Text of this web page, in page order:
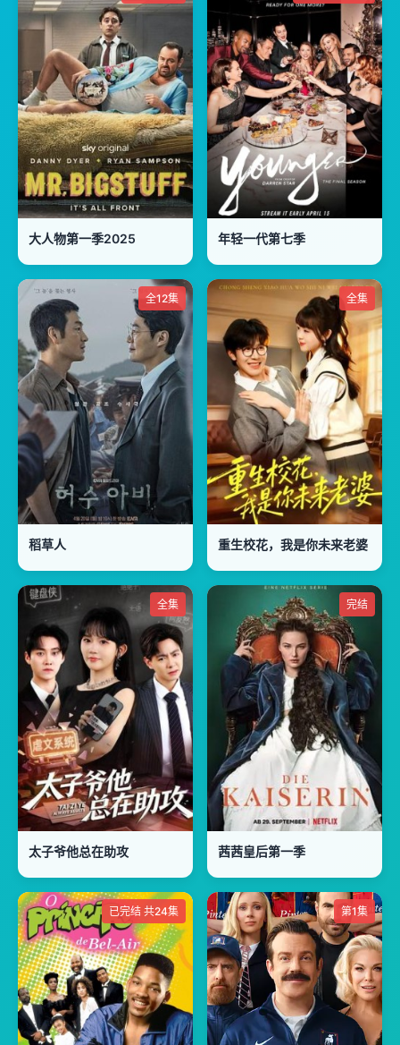
大人物第一季2025 年轻一代第七季
全12集
稻草人
全集
重生校花，我是你未来老婆
全集
太子爷他总在助攻
完结
茜茜皇后第一季
已完结 共24集 第1集